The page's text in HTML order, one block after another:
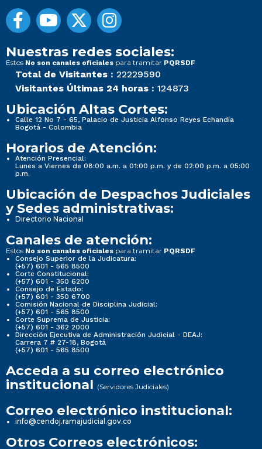
Nuestras redes sociales:
Estos No son canales oficiales para tramitar PQRSDF
Total de Visitantes : 22229590
Visitantes Últimas 24 horas : 124873
Ubicación Altas Cortes:
Calle 12 No 7 - 65, Palacio de Justicia Alfonso Reyes Echandía
Bogotá - Colombia
Horarios de Atención:
Atención Presencial:
Lunes a Viernes de 08:00 a.m. a 01:00 p.m. y de 02:00 p.m. a 05:00
p.m.
Ubicación de Despachos Judiciales
y Sedes administrativas:
Directorio Nacional
Canales de atención:
Estos No son canales oficiales para tramitar PQRSDF
Consejo Superior de la Judicatura:
(+57) 601 - 565 8500
Corte Constitucional:
(+57) 601 - 350 6200
Consejo de Estado:
(+57) 601 - 350 6700
Comisión Nacional de Disciplina Judicial:
(+57) 601 - 565 8500
Corte Suprema de Justicia:
(+57) 601 - 362 2000
Dirección Ejecutiva de Administración Judicial - DEAJ:
Carrera 7 # 27-18, Bogotá
(+57) 601 - 565 8500
Acceda a su correo electrónico
institucional (Servidores Judiciales)
Correo electrónico institucional:
info@cendoj.ramajudicial.gov.co
Otros Correos electrónicos: